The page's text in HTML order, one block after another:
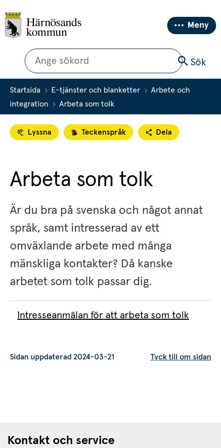
Meny
Sök
Sök
Startsida E-tjänster och blanketter
Arbete och
integration
Arbeta som tolk
Lyssna Teckenspråk Dela
Arbeta som tolk
Är du bra på svenska och något annat
språk, samt intresserad av ett
omväxlande arbete med många
mänskliga kontakter? Då kanske
arbetet som tolk passar dig.
Intresseanmälan för att arbeta som tolk
Sidan uppdaterad 2024-03-21 Tyck till om sidan
Kontakt och service